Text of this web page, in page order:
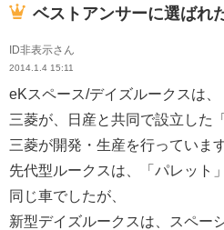
ベストアンサーに選ばれ
ID非表示さん
2014.1.4 15:11
eKスペース/デイズルークスは、
三菱が、日産と共同で設立した
三菱が開発・生産を行っています
先代型ルークスは、「パレット
同じ車でしたが、
新型デイズルークスは、スペー